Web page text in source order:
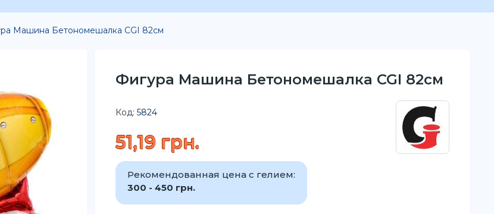
Машина Бетономешалка CGI 82см
Фигура Машина Бетономешалка CGI 82см
Код: 5824
51,19 грн.
Рекомендованная цена с гелием:
300 - 450 грн.